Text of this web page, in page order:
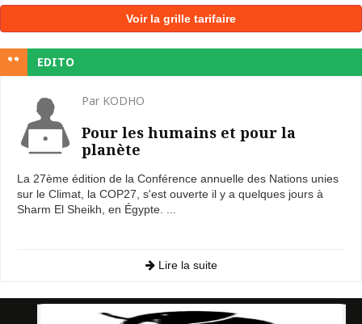
Voir la grille tarifaire
EDITO
Par KODHO
Pour les humains et pour la
planète
La 27ème édition de la Conférence annuelle des Nations unies
sur le Climat, la COP27, s'est ouverte il y a quelques jours à
Sharm El Sheikh, en Égypte. ...
Lire la suite